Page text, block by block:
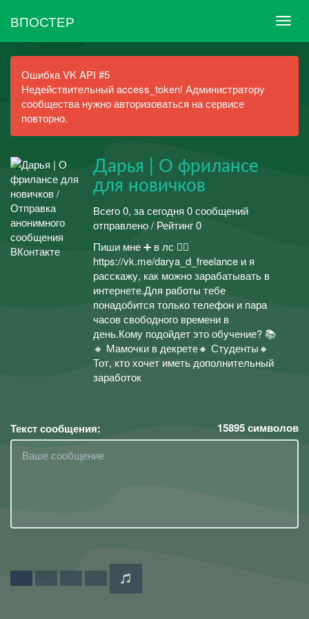
ВПОСТЕР
Ошибка VK API #5
Недействительный access_token! Администратору
сообщества нужно авторизоваться на сервисе
повторно.
Дарья | О фрилансе
для новичков
Всего 0, за сегодня 0 сообщений
отправлено / Рейтинг 0
Пиши мне ➕ в лс 👉🏻
https://vk.me/darya_d_freelance и я
расскажу, как можно зарабатывать в
интернете.Для работы тебе
понадобится только телефон и пара
часов свободного времени в
день.Кому подойдет это обучение? 📚
🔸 Мамочки в декрете🔸 Студенты🔸
Тот, кто хочет иметь дополнительный
заработок
Текст сообщения: 15895символов